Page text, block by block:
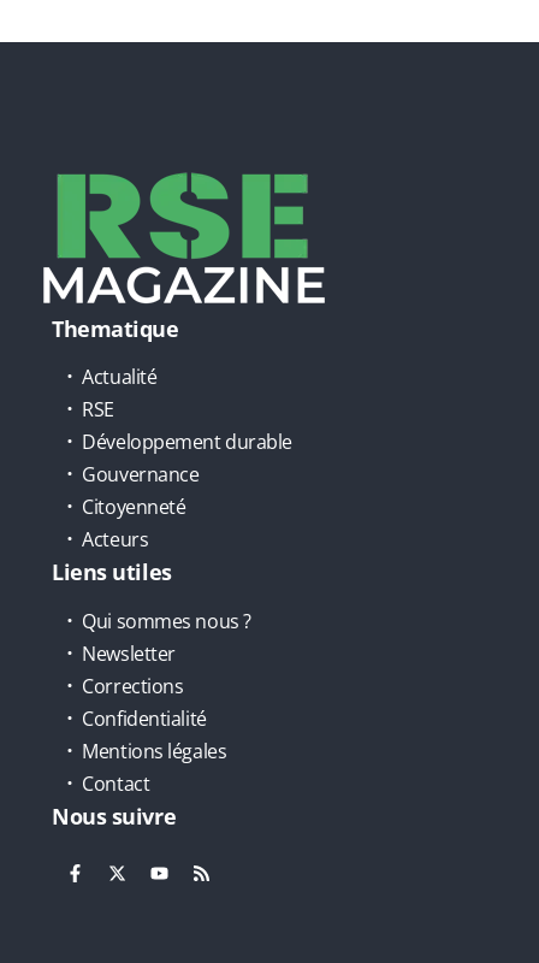
Thematique
Actualité
RSE
Développement durable
Gouvernance
Citoyenneté
Acteurs
Liens utiles
Qui sommes nous ?
Newsletter
Corrections
Confidentialité
Mentions légales
Contact
Nous suivre